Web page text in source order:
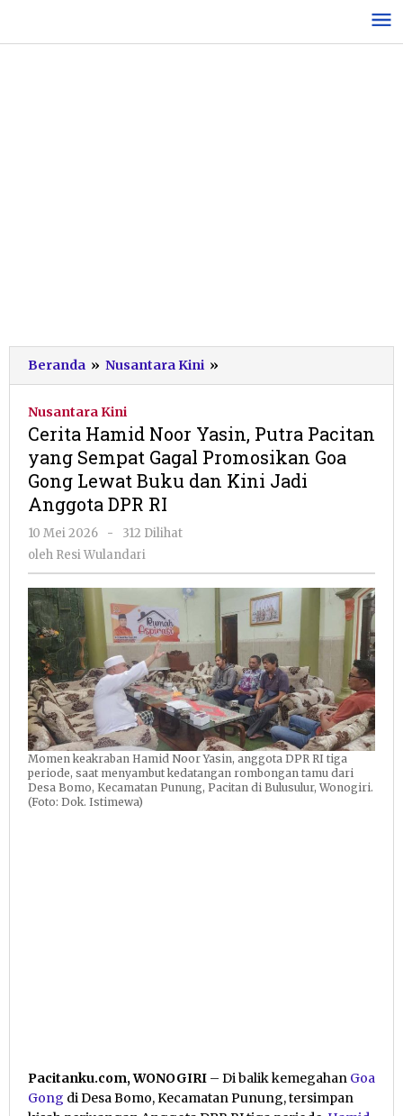
konten
Beranda » Nusantara Kini »
Hamid
Putra
Pacitan
yang
Gong
Lewat
Buku
dan
Kini
Jadi
Anggota
DPR
RI
Nusantara Kini
Cerita Hamid Noor Yasin, Putra Pacitan
yang Sempat Gagal Promosikan Goa
Gong Lewat Buku dan Kini Jadi
Anggota DPR RI
10 Mei 2026
oleh
Resi
-
312 Dilihat
oleh Resi Wulandari
Momen keakraban Hamid Noor Yasin, anggota DPR RI tiga
periode, saat menyambut kedatangan rombongan tamu dari
Desa Bomo, Kecamatan Punung, Pacitan di Bulusulur, Wonogiri.
(Foto: Dok. Istimewa)
Pacitanku.com, WONOGIRI – Di balik kemegahan Goa
Gong di Desa Bomo, Kecamatan Punung, tersimpan